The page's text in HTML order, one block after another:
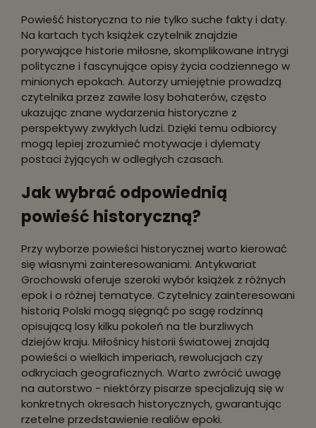
Powieść historyczna to nie tylko suche fakty i daty.
Na kartach tych książek czytelnik znajdzie
porywające historie miłosne, skomplikowane intrygi
polityczne i fascynujące opisy życia codziennego w
minionych epokach. Autorzy umiejętnie prowadzą
czytelnika przez zawiłe losy bohaterów, często
ukazując znane wydarzenia historyczne z
perspektywy zwykłych ludzi. Dzięki temu odbiorcy
mogą lepiej zrozumieć motywacje i dylematy
postaci żyjących w odległych czasach.
Jak wybrać odpowiednią
powieść historyczną?
Przy wyborze powieści historycznej warto kierować
się własnymi zainteresowaniami. Antykwariat
Grochowski oferuje szeroki wybór książek z różnych
epok i o różnej tematyce. Czytelnicy zainteresowani
historią Polski mogą sięgnąć po sagę rodzinną
opisującą losy kilku pokoleń na tle burzliwych
dziejów kraju. Miłośnicy historii światowej znajdą
powieści o wielkich imperiach, rewolucjach czy
odkryciach geograficznych. Warto zwrócić uwagę
na autorstwo - niektórzy pisarze specjalizują się w
konkretnych okresach historycznych, gwarantując
rzetelne przedstawienie realiów epoki.